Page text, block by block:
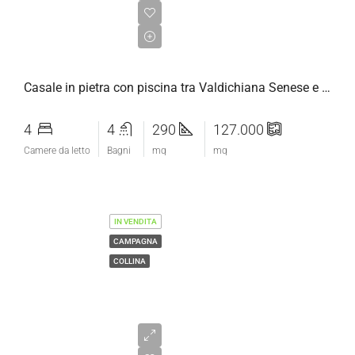
Casale in pietra con piscina tra Valdichiana Senese e la Val d’Orcia
4
Camere da letto
4
Bagni
290
mq
127.000
mq
IN VENDITA
CAMPAGNA
COLLINA